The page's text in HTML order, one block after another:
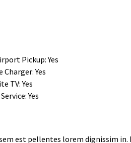
Pickup: Yes
Charger: Yes
TV: Yes
Yes
est pellentes lorem dignissim